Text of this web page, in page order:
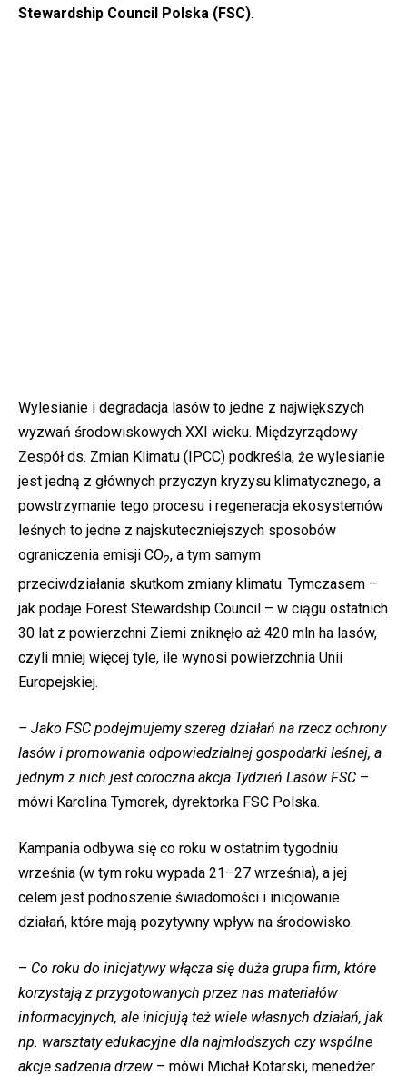
Stewardship Council Polska (FSC).
Wylesianie i degradacja lasów to jedne z największych
wyzwań środowiskowych XXI wieku. Międzyrządowy
Zespół ds. Zmian Klimatu (IPCC) podkreśla, że wylesianie
jest jedną z głównych przyczyn kryzysu klimatycznego, a
powstrzymanie tego procesu i regeneracja ekosystemów
leśnych to jedne z najskuteczniejszych sposobów
ograniczenia emisji CO2, a tym samym
przeciwdziałania skutkom zmiany klimatu. Tymczasem –
jak podaje Forest Stewardship Council – w ciągu ostatnich
30 lat z powierzchni Ziemi zniknęło aż 420 mln ha lasów,
czyli mniej więcej tyle, ile wynosi powierzchnia Unii
Europejskiej.
– Jako FSC podejmujemy szereg działań na rzecz ochrony
lasów i promowania odpowiedzialnej gospodarki leśnej, a
jednym z nich jest coroczna akcja Tydzień Lasów FSC –
mówi Karolina Tymorek, dyrektorka FSC Polska.
Kampania odbywa się co roku w ostatnim tygodniu
września (w tym roku wypada 21–27 września), a jej
celem jest podnoszenie świadomości i inicjowanie
działań, które mają pozytywny wpływ na środowisko.
– Co roku do inicjatywy włącza się duża grupa firm, które
korzystają z przygotowanych przez nas materiałów
informacyjnych, ale inicjują też wiele własnych działań, jak
np. warsztaty edukacyjne dla najmłodszych czy wspólne
akcje sadzenia drzew – mówi Michał Kotarski, menedżer